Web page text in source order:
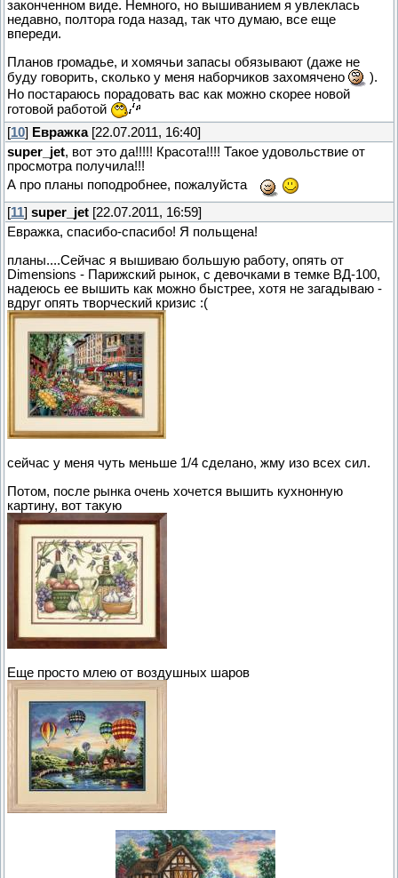
законченном виде. Немного, но вышиванием я увлеклась
недавно, полтора года назад, так что думаю, все еще
впереди.
Планов громадье, и хомячьи запасы обязывают (даже не
буду говорить, сколько у меня наборчиков захомячено
).
Но постараюсь порадовать вас как можно скорее новой
готовой работой
[10] Евражка[22.07.2011, 16:40]
super_jet, вот это да!!!!! Красота!!!! Такое удовольствие от
просмотра получила!!!
А про планы поподробнее, пожалуйста
[11] super_jet [22.07.2011, 16:59]
Евражка, спасибо-спасибо! Я польщена!
планы....Сейчас я вышиваю большую работу, опять от
Dimensions - Парижский рынок, с девочками в темке ВД-100,
надеюсь ее вышить как можно быстрее, хотя не загадываю -
вдруг опять творческий кризис :(
сейчас у меня чуть меньше 1/4 сделано, жму изо всех сил.
Потом, после рынка очень хочется вышить кухнонную
картину, вот такую
Еще просто млею от воздушных шаров